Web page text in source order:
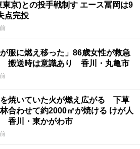
東京)との投手戦制す エース冨岡は9
点完投
が服に燃え移った」86歳女性が救急
搬送時は意識あり 香川・丸亀市
焼いていた火が燃え広がる 下草
合わせて約2000㎡が焼ける けが人
香川・東かがわ市